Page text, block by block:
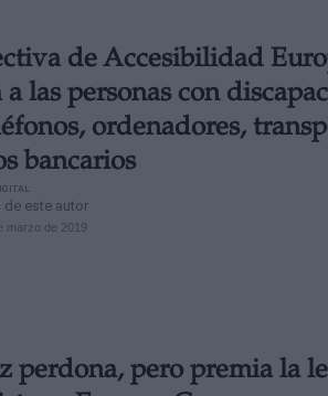
de Accesibilidad
las personas con
ordenadores,
bancarios
de este autor
marzo de 2019
perdona, pero premia la